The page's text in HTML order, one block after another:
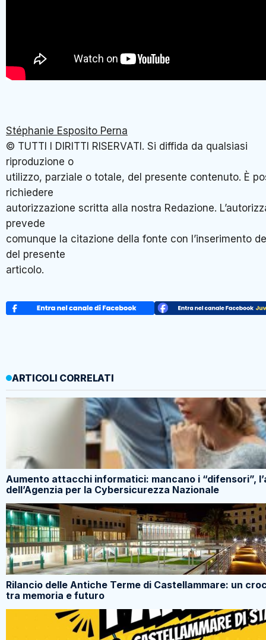
Stéphanie Esposito Perna
© TUTTI I DIRITTI RISERVATI. Si diffida da qualsiasi
riproduzione o
utilizzo, parziale o totale, del presente contenuto. È
richiedere
autorizzazione scritta alla nostra Redazione.
prevede
comunque la citazione della fonte con l’inserimento
del presente
articolo.
ARTICOLI CORRELATI
Aumento attacchi informatici: mancano i “difensori”,
dell’Agenzia per la Cybersicurezza Nazionale
Rilancio delle Antiche Terme di Castellammare: un
tra memoria e futuro